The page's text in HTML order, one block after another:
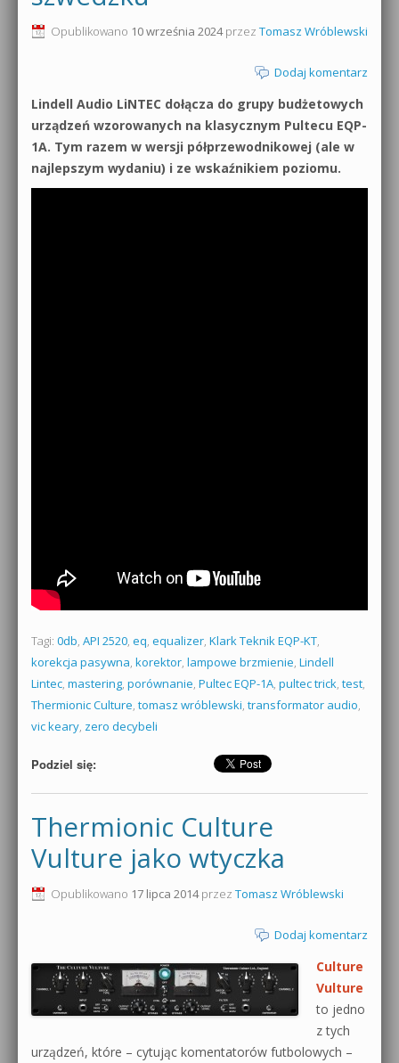
Produkcja muzyczna od podstaw
Sound Forge od podstaw
Dubstep z syntezatorem Massive
0dB.pl - informacje
Materiały dla mediów
Archiwum aktualności
Polityka prywatności
Opublikowano 10 września 2024przez Tomasz Wróblewski
Dodaj komentarz
Lindell Audio LiNTEC dołącza do grupy budżetowych
urządzeń wzorowanych na klasycznym Pultecu EQP-
1A. Tym razem w wersji półprzewodnikowej (ale w
najlepszym wydaniu) i ze wskaźnikiem poziomu.
Tagi: 0db, API 2520, eq, equalizer, Klark Teknik EQP-KT,
korekcja pasywna, korektor, lampowe brzmienie, Lindell
Lintec, mastering, porównanie, Pultec EQP-1A, pultec trick, test,
Thermionic Culture, tomasz wróblewski, transformator audio,
vic keary, zero decybeli
Podziel się:
Thermionic Culture
Vulture jako wtyczka
Opublikowano 17 lipca 2014przez Tomasz Wróblewski
Dodaj komentarz
Culture
Vulture
to jedno
z tych
urządzeń, które – cytując komentatorów futbolowych –